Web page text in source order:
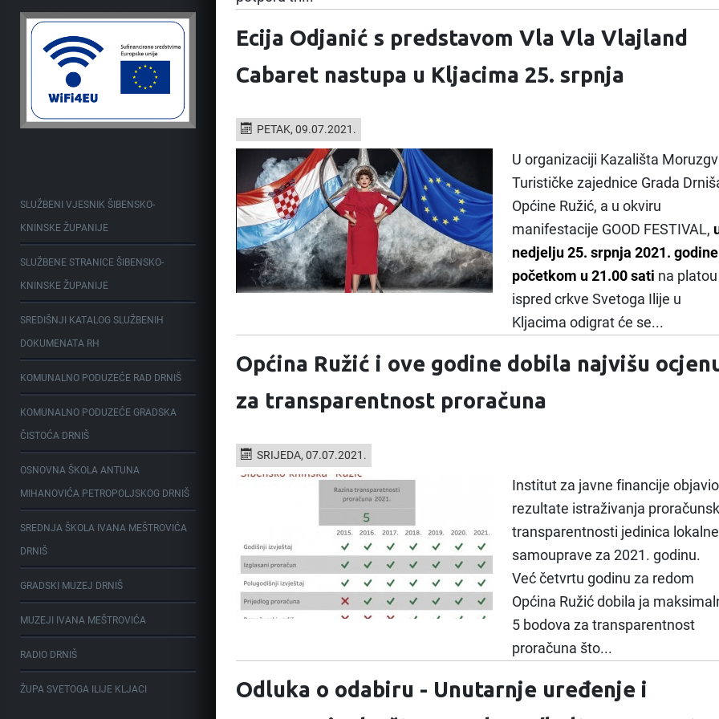
SLUŽBENI VJESNIK ŠIBENSKO-
KNINSKE ŽUPANIJE
SLUŽBENE STRANICE ŠIBENSKO-
KNINSKE ŽUPANIJE
SREDIŠNJI KATALOG SLUŽBENIH
DOKUMENATA RH
KOMUNALNO PODUZEĆE RAD DRNIŠ
KOMUNALNO PODUZEĆE GRADSKA
ČISTOĆA DRNIŠ
OSNOVNA ŠKOLA ANTUNA
MIHANOVIĆA PETROPOLJSKOG DRNIŠ
SREDNJA ŠKOLA IVANA MEŠTROVIĆA
DRNIŠ
GRADSKI MUZEJ DRNIŠ
MUZEJI IVANA MEŠTROVIĆA
RADIO DRNIŠ
ŽUPA SVETOGA ILIJE KLJACI
Ecija Odjanić s predstavom Vla Vla Vlajland
Cabaret nastupa u Kljacima 25. srpnja
PETAK, 09.07.2021.
U organizaciji Kazališta
Turističke zajednice Grada
Općine Ružić, a u okviru
manifestacije GOOD FESTIVAL,
nedjelju 25. srpnja 2021.
početkom u 21.00 sati na platou
ispred crkve Svetoga Ilije u
Kljacima odigrat će se...
Općina Ružić i ove godine dobila najvišu
za transparentnost proračuna
SRIJEDA, 07.07.2021.
Institut za javne financije
rezultate istraživanja
transparentnosti jedinica lokalne
samouprave za 2021. godinu.
Već četvrtu godinu za redom
Općina Ružić dobila ja
5 bodova za transparentnost
proračuna što...
Odluka o odabiru - Unutarnje uređenje i